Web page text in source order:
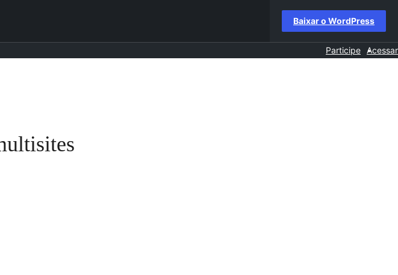
Baixar o WordPress
Participe Acessar